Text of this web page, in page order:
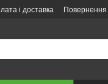
і доставка Повернення